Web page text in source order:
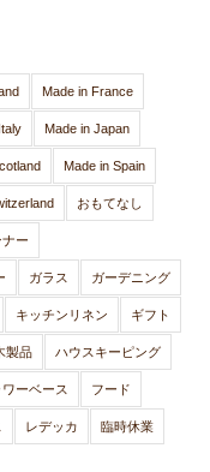
Made in France
Made in Japan
Made in Spain
おもてなし
ナー
ガラス ガーデニング
キッチンリネン ギフト
製品 ハウスキーピング
ワーベース フード
レデッカ 臨時休業